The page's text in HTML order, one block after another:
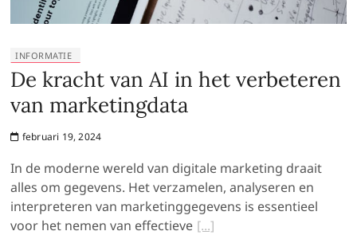
INFORMATIE
De kracht van AI in het verbeteren
van marketingdata
februari 19, 2024
In de moderne wereld van digitale marketing draait
alles om gegevens. Het verzamelen, analyseren en
interpreteren van marketinggegevens is essentieel
voor het nemen van effectieve